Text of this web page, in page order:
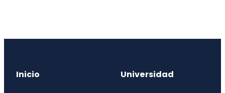
Inicio Universidad